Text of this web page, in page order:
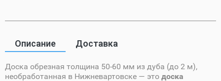
Описание Доставка
Доска обрезная толщина 50-60 мм из дуба (до 2 м),
необработанная в Нижневартовске — это доска